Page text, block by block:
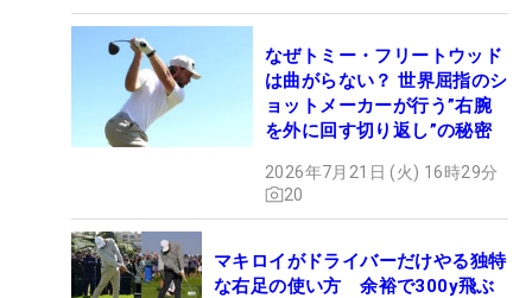
なぜトミー・フリートウッド
は曲がらない？ 世界屈指のシ
ョットメーカーが行う”右腕
を外に回す切り返し”の秘密
2026年7月21日 (火) 16時29分
20
マキロイがドライバーだけやる独特
な右足の使い方 余裕で300y飛ぶ